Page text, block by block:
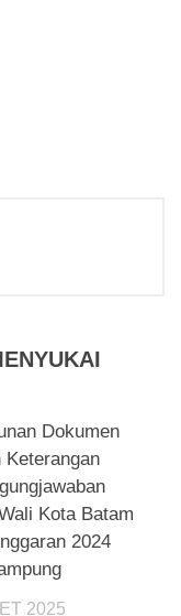
Dokumen
Keterangan
Kota Batam
2024
2025